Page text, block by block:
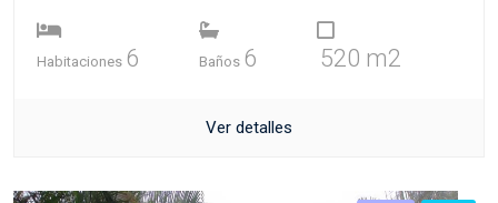
Habitaciones 6 Baños 6 520 m2
Ver detalles